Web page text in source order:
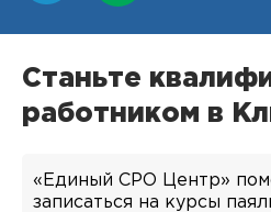
Станьте
работником в
«Единый СРО Центр»
записаться на курсы